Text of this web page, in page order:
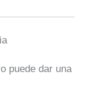
puede dar una